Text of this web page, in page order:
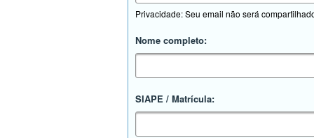
Privacidade: Seu email não será
Nome completo:
SIAPE / Matrícula: